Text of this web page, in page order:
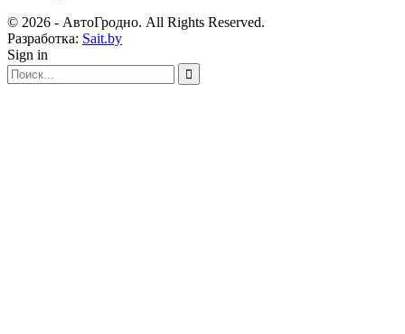
© 2026 - АвтоГродно. All Rights Reserved.
Разработка: Sait.by
Sign in